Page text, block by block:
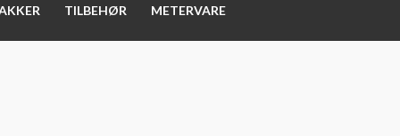
TILBEHØR METERVARE